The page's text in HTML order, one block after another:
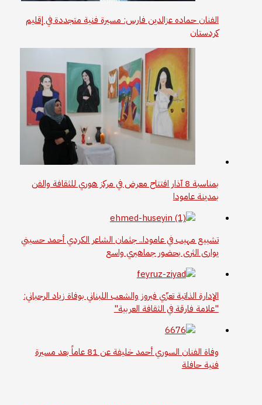
الفنان حماده عزالدين فارس: مسيرة فنية متجددة في إقليم
كردستان
بمناسبة 8 آذار افتتاح معرض في مركز هوري للثقافة والفن
بمدينة عامودا
تشييع مهيب في عامودا.. جثمان الشاعر الكردي أحمد حسيني
يوارى الثرى بحضور جماهيري واسع
الإدارة الذاتية تعزّي فيروز والشعب اللبناني بوفاة زياد الرحباني:
"علامة فارقة في الثقافة العربية"
وفاة الفنان السوري أحمد خليفة عن 81 عاماً بعد مسيرة
فنية حافلة